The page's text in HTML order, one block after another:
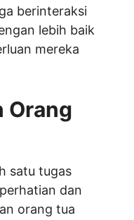
berinteraksi
lebih baik
mereka
Orang
satu tugas
dan
orang tua